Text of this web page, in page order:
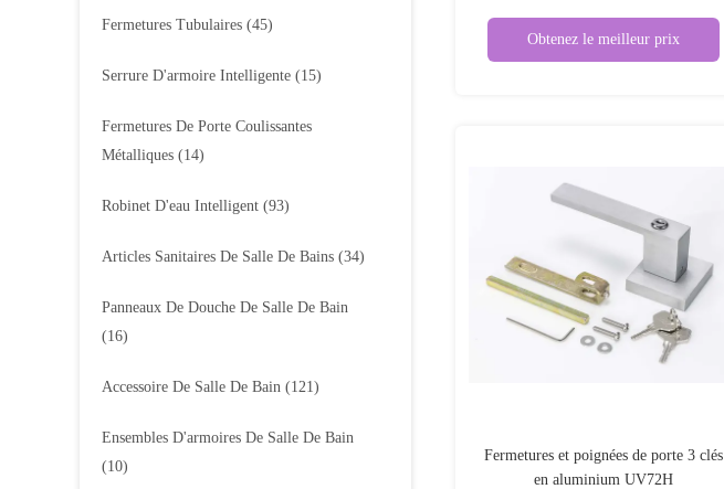
Fermetures Tubulaires (45)
Serrure D'armoire Intelligente (15)
Fermetures De Porte Coulissantes
Métalliques (14)
Robinet D'eau Intelligent (93)
Articles Sanitaires De Salle De Bains (34)
Panneaux De Douche De Salle De Bain
(16)
Accessoire De Salle De Bain (121)
Ensembles D'armoires De Salle De Bain
(10)
Obtenez le meilleur prix
Fermetures et poignées de porte 3 clés
en aluminium UV72H